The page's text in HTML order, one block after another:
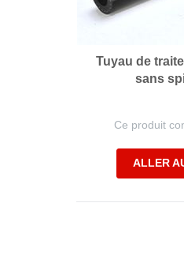
Tuyau de
sans
Ce produit
ALLER